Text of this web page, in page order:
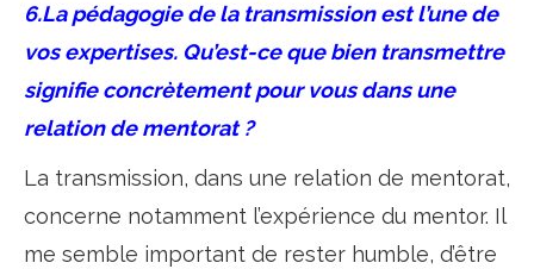
6.La pédagogie de la transmission est l’une de
vos expertises. Qu’est-ce que bien transmettre
signifie concrètement pour vous dans une
relation de mentorat ?
La transmission, dans une relation de mentorat,
concerne notamment l’expérience du mentor. Il
me semble important de rester humble, d’être